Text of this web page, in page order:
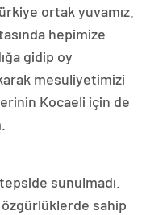
ortak yuvamız.
hepimize
gidip oy
mesuliyetimizi
Kocaeli için de
sunulmadı.
sahip